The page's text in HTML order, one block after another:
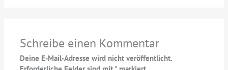
Schreibe einen Kommentar
Deine E-Mail-Adresse wird nicht veröffentlicht.